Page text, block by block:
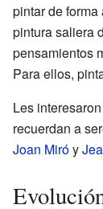
pintar de
pintura saliera
pensamientos
Para ellos,
Les
recuerdan a
Joan Miróy